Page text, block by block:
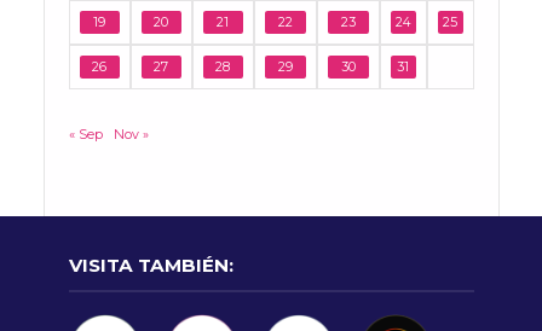
19 20 21 22 23 24 25
26 27 28 29 30 31
« Sep Nov »
VISITA TAMBIÉN: